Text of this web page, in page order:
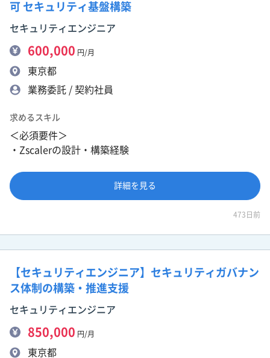
可 セキュリティ基盤構築
セキュリティエンジニア
600,000 円/月
東京都
業務委託 / 契約社員
求めるスキル
＜必須要件＞
・Zscalerの設計・構築経験
詳細を見る
473日前
【セキュリティエンジニア】セキュリティガバナン
ス体制の構築・推進支援
セキュリティエンジニア
850,000 円/月
東京都